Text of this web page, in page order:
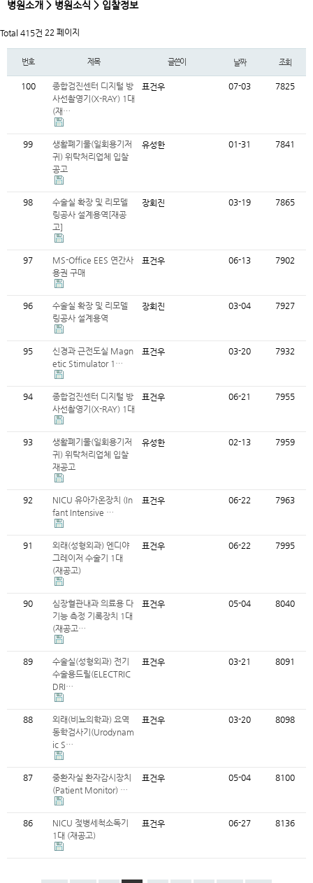
병원소개 > 병원소식 > 입찰정보
Total 415건 22 페이지
번호 제목 글쓴이 날짜 조회
100
종합검진센터 디지털 방
사선촬영기(X-RAY) 1대
(재…
표건우 07-03 7825
99
생활폐기물(일회용기저
귀) 위탁처리업체 입찰
공고
유성한 01-31 7841
98
수술실 확장 및 리모델
링공사 설계용역[재공
고]
장회진 03-19 7865
97
MS-Office EES 연간사
용권 구매
표건우 06-13 7902
96
수술실 확장 및 리모델
링공사 설계용역
장회진 03-04 7927
95
신경과 근전도실 Magn
etic Stimulator 1…
표건우 03-20 7932
94
종합검진센터 디지털 방
사선촬영기(X-RAY) 1대
표건우 06-21 7955
93
생활폐기물(일회용기저
귀) 위탁처리업체 입찰
재공고
유성한 02-13 7959
92
NICU 유아가온장치 (In
fant Intensive …
표건우 06-22 7963
91
외래(성형외과) 엔디야
그레이저 수술기 1대
(재공고)
표건우 06-22 7995
90
심장혈관내과 의료용 다
기능 측정 기록장치 1대
(재공고…
표건우 05-04 8040
89
수술실(성형외과) 전기
수술용드릴(ELECTRIC
DRI…
표건우 03-21 8091
88
외래(비뇨의학과) 요역
동학검사기(Urodynam
ic S…
표건우 03-20 8098
87
중환자실 환자감시장치
(Patient Monitor) …
표건우 05-04 8100
86
NICU 젖병세척소독기
1대 (재공고)
표건우 06-27 8136